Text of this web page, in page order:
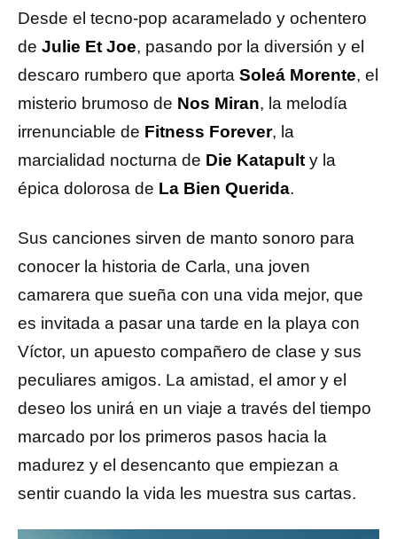
Desde el tecno-pop acaramelado y ochentero
de Julie Et Joe, pasando por la diversión y el
descaro rumbero que aporta Soleá Morente, el
misterio brumoso de Nos Miran, la melodía
irrenunciable de Fitness Forever, la
marcialidad nocturna de Die Katapult y la
épica dolorosa de La Bien Querida.
Sus canciones sirven de manto sonoro para
conocer la historia de Carla, una joven
camarera que sueña con una vida mejor, que
es invitada a pasar una tarde en la playa con
Víctor, un apuesto compañero de clase y sus
peculiares amigos. La amistad, el amor y el
deseo los unirá en un viaje a través del tiempo
marcado por los primeros pasos hacia la
madurez y el desencanto que empiezan a
sentir cuando la vida les muestra sus cartas.